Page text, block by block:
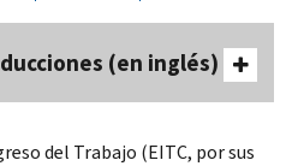
(en inglés)
del Trabajo (EITC, por sus